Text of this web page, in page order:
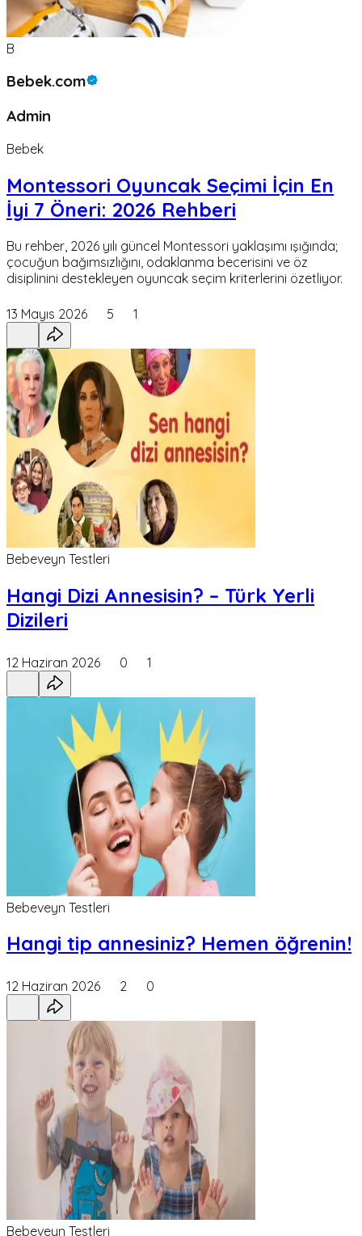
B
Bebek.com
Admin
Bebek
Montessori Oyuncak Seçimi İçin En
İyi 7 Öneri: 2026 Rehberi
Bu rehber, 2026 yılı güncel Montessori yaklaşımı ışığında;
çocuğun bağımsızlığını, odaklanma becerisini ve öz
disiplinini destekleyen oyuncak seçim kriterlerini özetliyor.
13 Mayıs 2026 5 1
Bebeveyn Testleri
Hangi Dizi Annesisin? – Türk Yerli
Dizileri
12 Haziran 2026 0 1
Bebeveyn Testleri
Hangi tip annesiniz? Hemen öğrenin!
12 Haziran 2026 2 0
Bebeveyn Testleri